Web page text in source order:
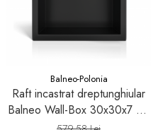
Balneo-Polonia
Raft incastrat dreptunghiular
Balneo Wall-Box 30x30x7 cm
din inox-negru periat